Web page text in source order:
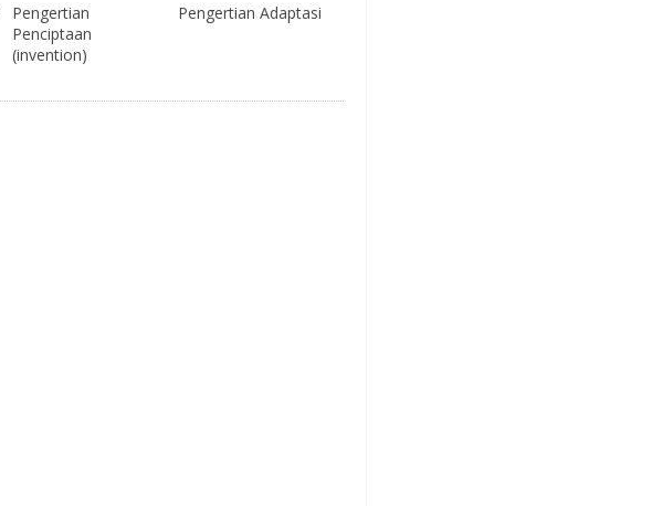
Pengertian
Penciptaan
(invention)
Pengertian Adaptasi